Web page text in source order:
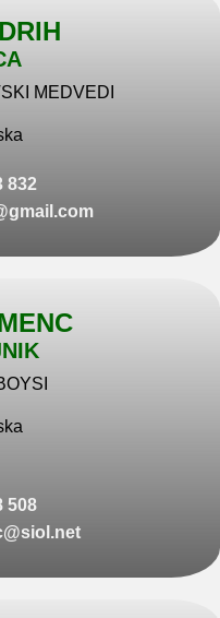
MEDVEDI
832
508